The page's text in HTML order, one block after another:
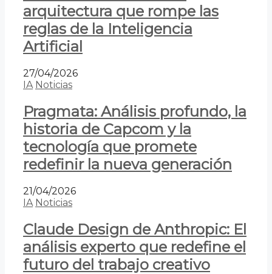
arquitectura que rompe las
reglas de la Inteligencia
Artificial
27/04/2026
IA Noticias
Pragmata: Análisis profundo, la
historia de Capcom y la
tecnología que promete
redefinir la nueva generación
21/04/2026
IA Noticias
Claude Design de Anthropic: El
análisis experto que redefine el
futuro del trabajo creativo